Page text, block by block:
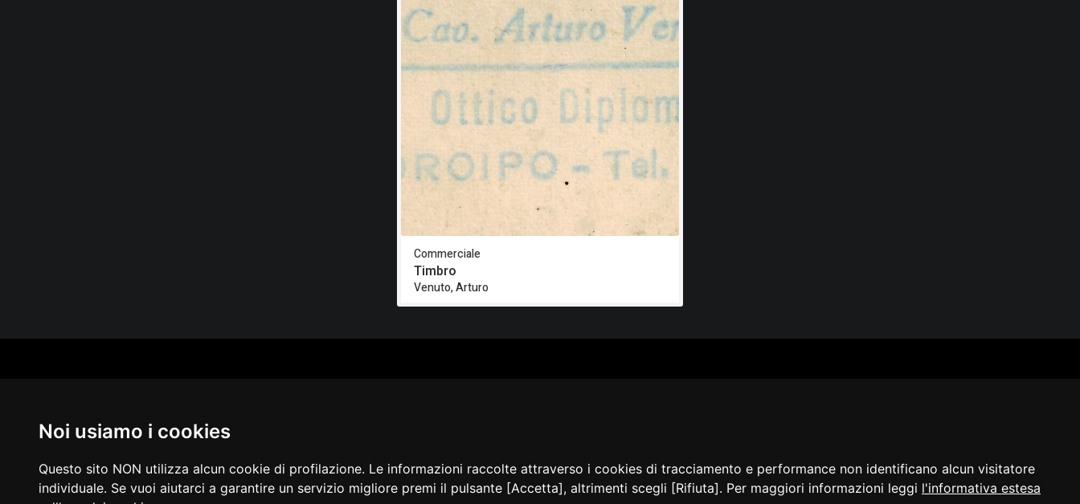
Noi usiamo i cookies
Questo sito NON utilizza alcun cookie di profilazione. Le informazioni raccolte attraverso i cookies di tracciamento e performance non identificano alcun visitatore
individuale. Se vuoi aiutarci a garantire un servizio migliore premi il pulsante [Accetta], altrimenti scegli [Rifiuta]. Per maggiori informazioni leggi l'informativa estesa
Commerciale
Timbro
Venuto, Arturo
PUBBLICAZIONI
Convegni, seminari, eventi
AMMER